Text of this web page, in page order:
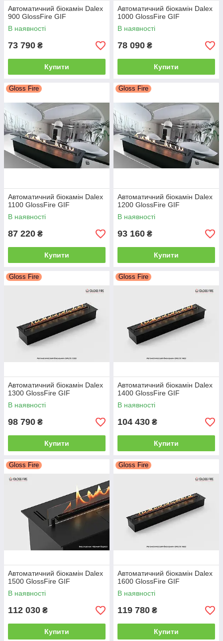
Автоматичний біокамін Dalex
900 GlossFire GIF
В наявності
73 790 ₴
Купити
Автоматичний біокамін Dalex
1000 GlossFire GIF
В наявності
78 090 ₴
Купити
Gloss Fire
Автоматичний біокамін Dalex
1100 GlossFire GIF
В наявності
87 220 ₴
Купити
Gloss Fire
Автоматичний біокамін Dalex
1200 GlossFire GIF
В наявності
93 160 ₴
Купити
Gloss Fire
Автоматичний біокамін Dalex
1300 GlossFire GIF
В наявності
98 790 ₴
Купити
Gloss Fire
Автоматичний біокамін Dalex
1400 GlossFire GIF
В наявності
104 430 ₴
Купити
Gloss Fire
Автоматичний біокамін Dalex
1500 GlossFire GIF
В наявності
112 030 ₴
Купити
Gloss Fire
Автоматичний біокамін Dalex
1600 GlossFire GIF
В наявності
119 780 ₴
Купити